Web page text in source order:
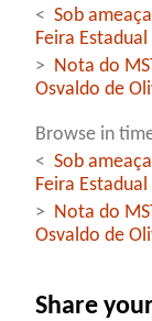
< Sob
Feira
>
Nota do
Osvaldo de
Browse in
< Sob
Feira
>
Nota do
Osvaldo de
Share